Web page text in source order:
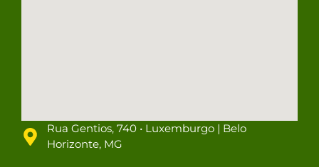
Rua Gentios, 740 • Luxemburgo | Belo
Horizonte, MG